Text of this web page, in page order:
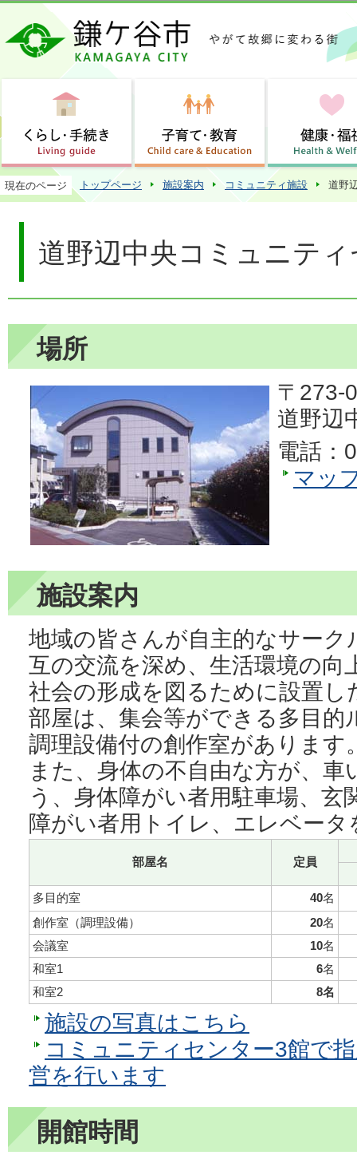
この
現在のページ トップページ 施設案内 コミュニティ施設 道野
道野辺中央コミュニテ
場所
〒273-
道野辺
電話：
マッ
施設案内
地域の皆さんが自主的なサー
互の交流を深め、生活環境の向
社会の形成を図るために設置し
部屋は、集会等ができる多目的
調理設備付の創作室があります
また、身体の不自由な方が、
う、身体障がい者用駐車場、
障がい者用トイレ、エレベー
部屋名 定員
多目的室 40名
創作室（調理設備）
20名
会議室
10名
和室1
6名
和室2
8名
施設の写真はこちら
コミュニティセンター3館で
営を行います
開館時間